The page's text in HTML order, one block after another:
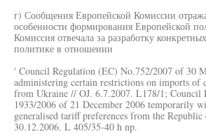
г) Сообщения Европейской Комиссии
особенности формирования Европейской
Комиссия отвечала за разработку
политике в отношении
' Council Regulation (EC) No.752/2007 of 30
administering certain restrictions on imports of
from Ukraine // OJ. 6.7.2007. L178/1; Council
1933/2006 of 21 December 2006 temporarily
generalised tariff preferences from the
30.12.2006. L 405/35-40 h np.